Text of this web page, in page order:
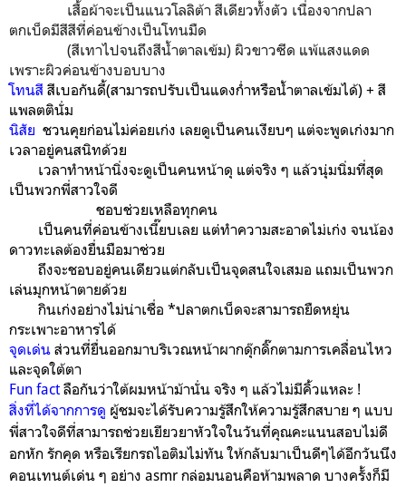
เสื้อผ้าจะเป็นแนวโลลิต้า สีเดียวทั้งตัว เนื่องจากปลา
ตกเบ็ดมีสีสีที่ค่อนข้างเป็นโทนมืด
(สีเทาไปจนถึงสีน้ำตาลเข้ม) ผิวขาวซีด แพ้แสงแดด
เพราะผิวค่อนข้างบอบบาง
โทนสี สีเบอกันดี้(สามารถปรับเป็นแดงก่ำหรือน้ำตาลเข้มได้) + สี
แพลตตินั่ม
นิสัย ชวนคุยก่อนไม่ค่อยเก่ง เลยดูเป็นคนเงียบๆ แต่จะพูดเก่งมาก
เวลาอยู่คนสนิทด้วย
เวลาทำหน้านิ่งจะดูเป็นคนหน้าดุ แต่จริง ๆ แล้วนุ่มนิ่มที่สุด
เป็นพวกพี่สาวใจดี
ชอบช่วยเหลือทุกคน
เป็นคนที่ค่อนข้างเนี๊ยบเลย แต่ทำความสะอาดไม่เก่ง จนน้อง
ดาวทะเลต้องยื่นมือมาช่วย
ถึงจะชอบอยู่คนเดียวแต่กลับเป็นจุดสนใจเสมอ แถมเป็นพวก
เล่นมุกหน้าตายด้วย
กินเก่งอย่างไม่น่าเชื่อ *ปลาตกเบ็ดจะสามารถยืดหยุ่น
กระเพาะอาหารได้
จุดเด่น ส่วนที่ยื่นออกมาบริเวณหน้าผากดุ๊กดิ๊กตามการเคลื่อนไหว
และจุดใต้ตา
Fun fact ลือกันว่าใต้ผมหน้าม้านั่น จริง ๆ แล้วไม่มีคิ้วแหละ !
สิ่งที่ได้จากการดู ผู้ชมจะได้รับความรู้สึกให้ความรู้สึกสบาย ๆ แบบ
พี่สาวใจดีที่สามารถช่วยเยียวยาหัวใจในวันที่คุณคะแนนสอบไม่ดี
อกหัก รักคุด หรือเรียกรถไอติมไม่ทัน ให้กลับมาเป็นดีๆได้อีกวันนึง
คอนเทนต์เด่น ๆ อย่าง asmr กล่อมนอนคือห้ามพลาด บางครั้งก็มี